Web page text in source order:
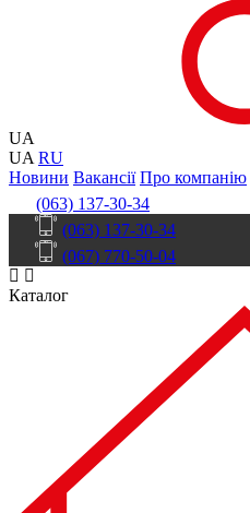
UA
UA RU
Новини Вакансії Про компанію
(063) 137-30-34
(063) 137-30-34
(067) 770-50-04
Каталог